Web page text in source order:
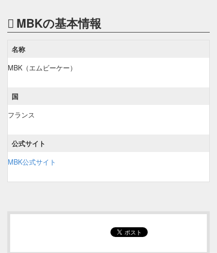
MBKの基本情報
名称
MBK（エムビーケー）
国
フランス
公式サイト
MBK公式サイト